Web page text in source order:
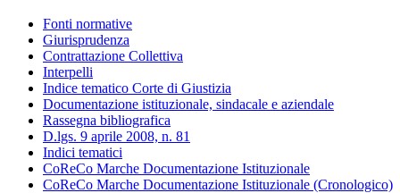
Fonti normative
Giurisprudenza
Contrattazione Collettiva
Interpelli
Indice tematico Corte di Giustizia
Documentazione istituzionale, sindacale e aziendale
Rassegna bibliografica
D.lgs. 9 aprile 2008, n. 81
Indici tematici
CoReCo Marche Documentazione Istituzionale
CoReCo Marche Documentazione Istituzionale (Cronologico)